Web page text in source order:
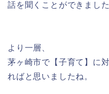
話を聞くことができました
より一層、
茅ヶ崎市で【子育て】に
ればと思いましたね。